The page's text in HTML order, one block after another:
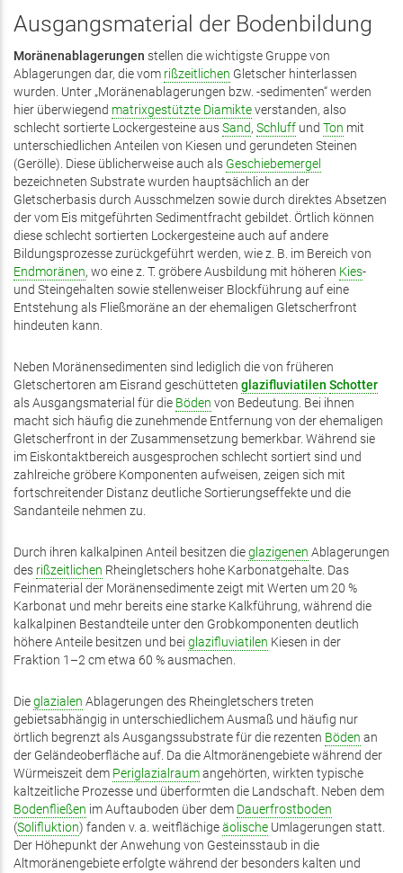
Ausgangsmaterial der Bodenbildung
Moränenablagerungen stellen die wichtigste Gruppe von
Ablagerungen dar, die vom rißzeitlichen Gletscher hinterlassen
wurden. Unter „Moränenablagerungen bzw. -sedimenten“ werden
hier überwiegend matrixgestützte Diamikteverstanden, also
schlecht sortierte Lockergesteine ausSand, Schluff und Ton mit
unterschiedlichen Anteilen von Kiesen und gerundeten Steinen
(Gerölle). Diese üblicherweise auch als Geschiebemergel
bezeichneten Substrate wurden hauptsächlich an der
Gletscherbasis durch Ausschmelzen sowie durch direktes Absetzen
der vom Eis mitgeführten Sedimentfracht gebildet. Örtlich können
diese schlecht sortierten Lockergesteine auch auf andere
Bildungsprozesse zurückgeführt werden, wie z. B. im Bereich von
Endmoränen, wo eine z. T. gröbere Ausbildung mit höheren Kies-
und Steingehalten sowie stellenweiser Blockführung auf eine
Entstehung als Fließmoräne an der ehemaligen Gletscherfront
hindeuten kann.
Neben Moränensedimenten sind lediglich die von früheren
Gletschertoren am Eisrand geschütteten glazifluviatilen Schotter
als Ausgangsmaterial für die Böden von Bedeutung. Bei ihnen
macht sich häufig die zunehmende Entfernung von der ehemaligen
Gletscherfront in der Zusammensetzung bemerkbar. Während sie
im Eiskontaktbereich ausgesprochen schlecht sortiert sind und
zahlreiche gröbere Komponenten aufweisen, zeigen sich mit
fortschreitender Distanz deutliche Sortierungseffekte und die
Sandanteile nehmen zu.
Durch ihren kalkalpinen Anteil besitzen dieglazigenen Ablagerungen
des rißzeitlichen Rheingletschers hohe Karbonatgehalte. Das
Feinmaterial der Moränensedimente zeigt mit Werten um 20 %
Karbonat und mehr bereits eine starke Kalkführung, während die
kalkalpinen Bestandteile unter den Grobkomponenten deutlich
höhere Anteile besitzen und bei glazifluviatilen Kiesen in der
Fraktion 1–2 cm etwa 60 % ausmachen.
Dieglazialen Ablagerungen des Rheingletschers treten
gebietsabhängig in unterschiedlichem Ausmaß und häufig nur
örtlich begrenzt als Ausgangssubstrate für die rezenten Böden an
der Geländeoberfläche auf. Da die Altmoränengebiete während der
Würmeiszeit dem Periglazialraumangehörten, wirkten typische
kaltzeitliche Prozesse und überformten die Landschaft. Neben dem
Bodenfließen im Auftauboden über dem Dauerfrostboden
(Solifluktion) fanden v. a. weitflächigeäolische Umlagerungen statt.
Der Höhepunkt der Anwehung von Gesteinsstaub in die
Altmoränengebiete erfolgte während der besonders kalten und